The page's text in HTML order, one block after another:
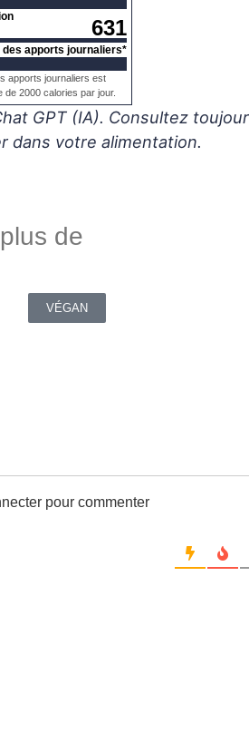
631
des apports journaliers*
apports journaliers est
de 2000 calories par jour.
dans votre alimentation.
de
VÉGAN
pour commenter